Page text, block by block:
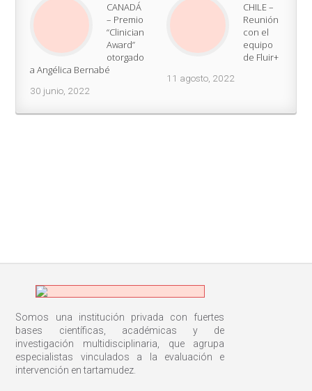
CANADÁ
– Premio
“Clinician
Award”
otorgado
a Angélica Bernabé
30 junio, 2022
CHILE –
Reunión
con el
equipo
de Fluir+
11 agosto, 2022
Somos una institución privada con fuertes
bases científicas, académicas y de
investigación multidisciplinaria, que agrupa
especialistas vinculados a la evaluación e
intervención en tartamudez.